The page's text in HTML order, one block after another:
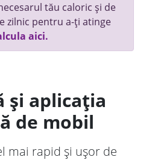
tău caloric și de
zilnic pentru a-ți atinge
aici.
și aplicația
de mobil
mai rapid și ușor de